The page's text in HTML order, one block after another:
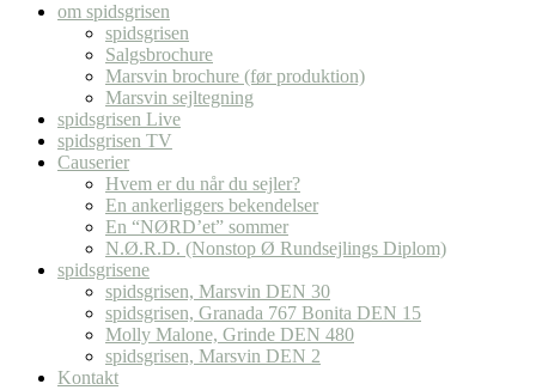
om spidsgrisen
spidsgrisen
Salgsbrochure
Marsvin brochure (før produktion)
Marsvin sejltegning
spidsgrisen Live
spidsgrisen TV
Causerier
Hvem er du når du sejler?
En ankerliggers bekendelser
En “NØRD’et” sommer
N.Ø.R.D. (Nonstop Ø Rundsejlings Diplom)
spidsgrisene
spidsgrisen, Marsvin DEN 30
spidsgrisen, Granada 767 Bonita DEN 15
Molly Malone, Grinde DEN 480
spidsgrisen, Marsvin DEN 2
Kontakt